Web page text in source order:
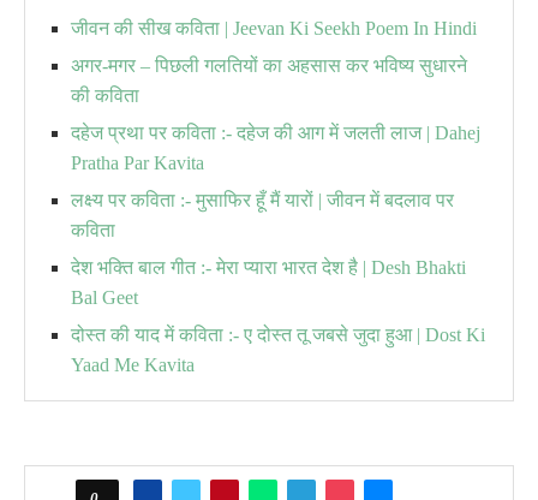
जीवन की सीख कविता | Jeevan Ki Seekh Poem In Hindi
अगर-मगर – पिछली गलतियों का अहसास कर भविष्य सुधारने
की कविता
दहेज प्रथा पर कविता :- दहेज की आग में जलती लाज | Dahej
Pratha Par Kavita
लक्ष्य पर कविता :- मुसाफिर हूँ मैं यारों | जीवन में बदलाव पर
कविता
देश भक्ति बाल गीत :- मेरा प्यारा भारत देश है | Desh Bhakti
Bal Geet
दोस्त की याद में कविता :- ए दोस्त तू जबसे जुदा हुआ | Dost Ki
Yaad Me Kavita